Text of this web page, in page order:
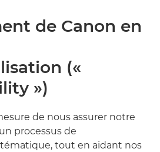
de Canon en
(«
»)
de nous assurer notre
processus de
tout en aidant nos